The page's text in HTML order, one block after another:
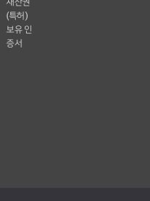
(특허)
보유 인
증서